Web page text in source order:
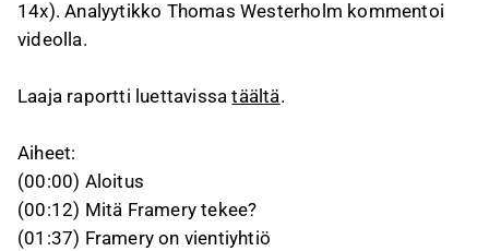
14x). Analyytikko Thomas Westerholm kommentoi
videolla.
Laaja raportti luettavissatäältä.
Aiheet:
(00:00) Aloitus
(00:12) Mitä Framery tekee?
(01:37) Framery on vientiyhtiö